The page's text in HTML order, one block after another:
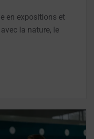
en expositions et
la nature, le